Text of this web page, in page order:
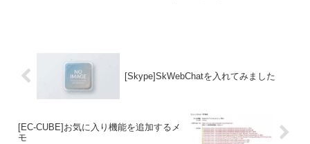
[Skype]SkWebChatを入れてみました
[EC-CUBE]お気に入り機能を追加するメ
モ